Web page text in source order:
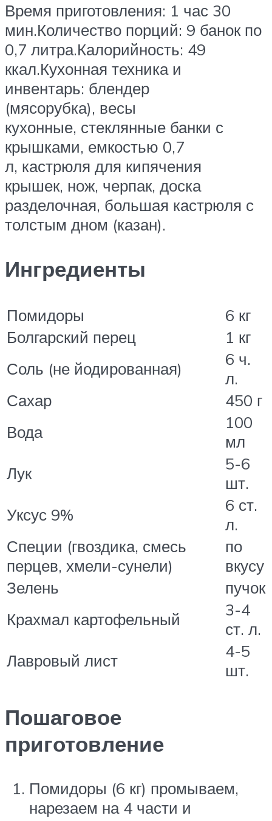
Время приготовления: 1 час 30
мин.Количество порций: 9 банок по
0,7 литра.Калорийность: 49
ккал.Кухонная техника и
инвентарь: блендер
(мясорубка), весы
кухонные, стеклянные банки с
крышками, емкостью 0,7
л, кастрюля для кипячения
крышек, нож, черпак, доска
разделочная, большая кастрюля с
толстым дном (казан).
Ингредиенты
Помидоры
6 кг
Болгарский перец
1 кг
Соль (не йодированная)
6 ч.
л.
Сахар
450 г
Вода
100
мл
Лук
5-6
шт.
Уксус 9%
6 ст.
л.
Специи (гвоздика, смесь
перцев, хмели-сунели)
по
вкусу
Зелень
пучок
Крахмал картофельный
3-4
ст. л.
Лавровый лист
4-5
шт.
Пошаговое
приготовление
Помидоры (6 кг) промываем,
нарезаем на 4 части и